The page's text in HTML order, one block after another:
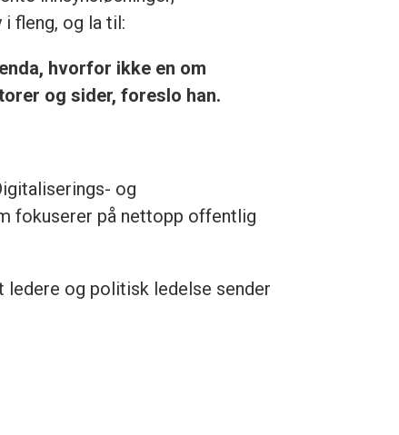
fleng, og la til:
hvorfor ikke en om
og sider, foreslo han.
og
fokuserer på nettopp offentlig
ledere og politisk ledelse sender